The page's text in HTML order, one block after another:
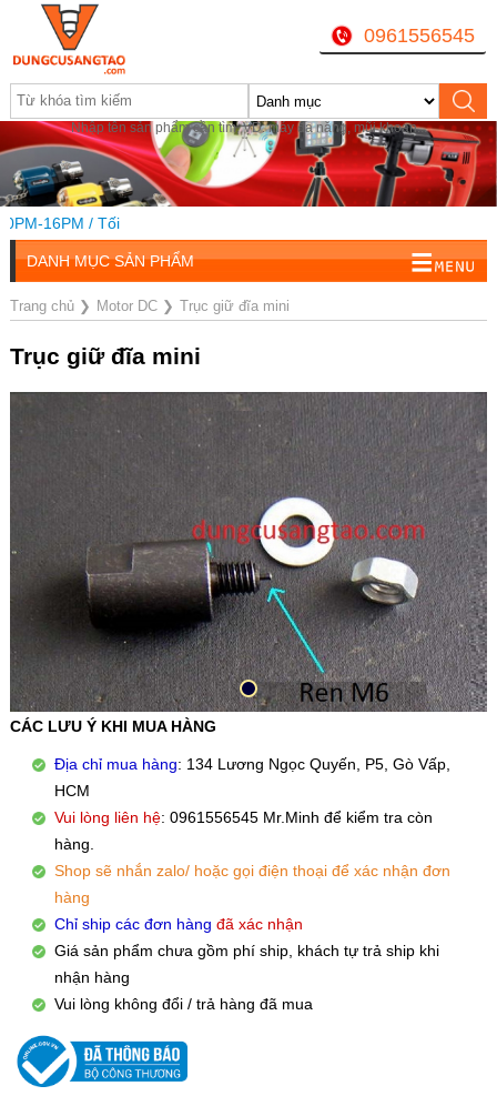
Nhập tên sản phẩm cần tìm, VD: máy đa năng, mũi khoan...
0961556545
16PM / Tối
DANH MỤC SẢN PHẨM
Trang chủ❯ Motor DC❯ Trục giữ đĩa mini
Trục giữ đĩa mini
CÁC LƯU Ý KHI MUA HÀNG
Địa chỉ mua hàng: 134 Lương Ngọc Quyến, P5, Gò Vấp,
HCM
Vui lòng liên hệ: 0961556545 Mr.Minh để kiểm tra còn
hàng.
Shop sẽ nhắn zalo/ hoặc gọi điện thoại để xác nhận đơn
hàng
Chỉ ship các đơn hàng đã xác nhận
Giá sản phẩm chưa gồm phí ship, khách tự trả ship khi
nhận hàng
Vui lòng không đổi / trả hàng đã mua